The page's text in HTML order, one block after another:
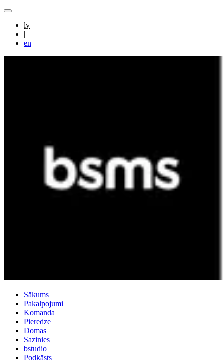
lv
|
en
Sākums
Pakalpojumi
Komanda
Pieredze
Domas
Sazinies
bstudio
Podkāsts